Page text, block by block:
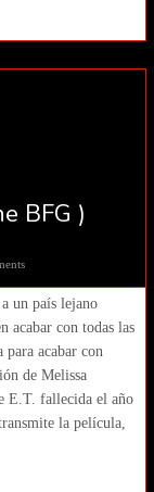
BFG )
un país lejano
acabar con todas las
acabar con
de Melissa
E.T. fallecida el año
la película,